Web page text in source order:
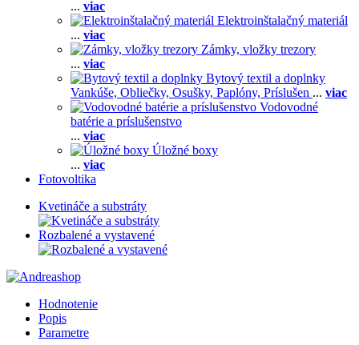
... viac
Elektroinštalačný materiál
... viac
Zámky, vložky trezory
... viac
Bytový textil a doplnky
Vankúše, Obliečky, Osušky, Paplóny, Príslušen ... viac
Vodovodné
batérie a príslušenstvo
... viac
Úložné boxy
... viac
Fotovoltika
Kvetináče a substráty
Rozbalené a vystavené
Hodnotenie
Popis
Parametre